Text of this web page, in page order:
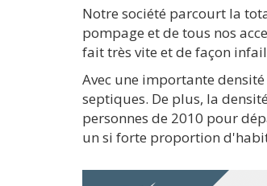
Notre société parcourt la
pompage et de tous nos
fait très vite et de façon
Avec une importante
septiques. De plus, la
personnes de 2010 pour
un si forte proportion